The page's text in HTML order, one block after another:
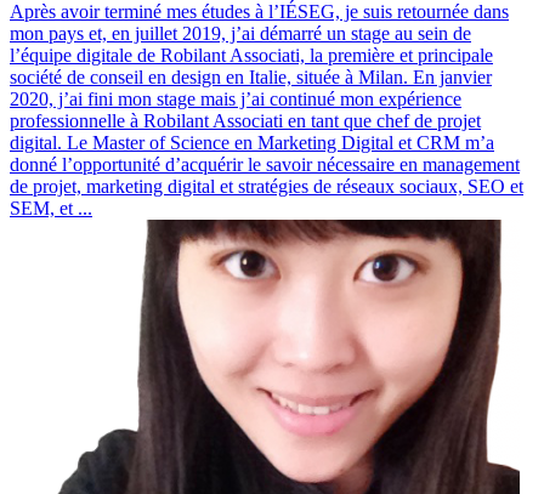
Après avoir terminé mes études à l’IÉSEG, je suis retournée dans
mon pays et, en juillet 2019, j’ai démarré un stage au sein de
l’équipe digitale de Robilant Associati, la première et principale
société de conseil en design en Italie, située à Milan. En janvier
2020, j’ai fini mon stage mais j’ai continué mon expérience
professionnelle à Robilant Associati en tant que chef de projet
digital. Le Master of Science en Marketing Digital et CRM m’a
donné l’opportunité d’acquérir le savoir nécessaire en management
de projet, marketing digital et stratégies de réseaux sociaux, SEO et
SEM, et ...